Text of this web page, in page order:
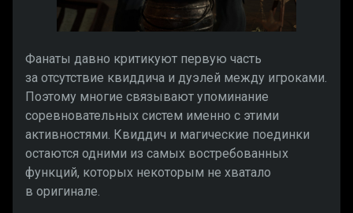
Фанаты давно критикуют первую часть
за отсутствие квиддича и дуэлей между игроками.
Поэтому многие связывают упоминание
соревновательных систем именно с этими
активностями. Квиддич и магические поединки
остаются одними из самых востребованных
функций, которых некоторым не хватало
в оригинале.